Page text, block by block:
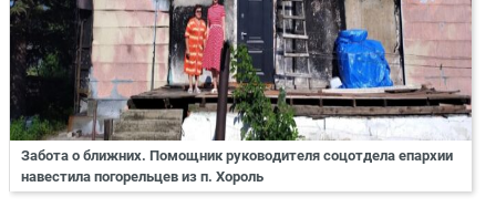
Забота о ближних. Помощник руководителя соцотдела епархии
навестила погорельцев из п. Хороль